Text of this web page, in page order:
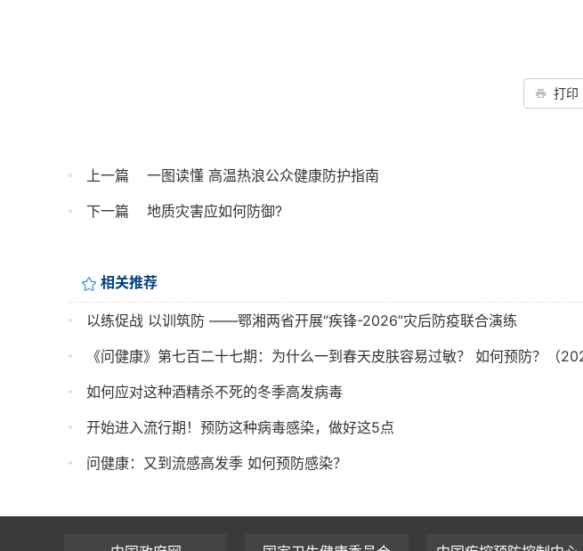
打印
上一篇
一图读懂 高温热浪公众健康防护指南
下一篇
地质灾害应如何防御?
相关推荐
以练促战 以训筑防 ——鄂湘两省开展“疾锋-2026”灾后防疫联合演练
《问健康》第七百二十七期：为什么一到春天皮肤容易过敏？ 如何预防？（
如何应对这种酒精杀不死的冬季高发病毒
开始进入流行期！预防这种病毒感染，做好这5点
问健康：又到流感高发季 如何预防感染？